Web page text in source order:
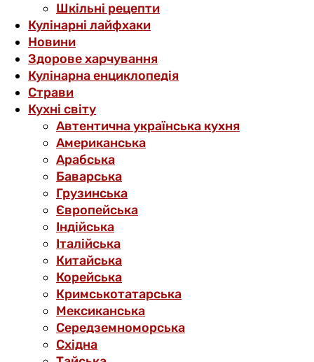
Шкільні рецепти
Кулінарні лайфхаки
Новини
Здорове харчування
Кулінарна енциклопедія
Страви
Кухні світу
Автентична українська кухня
Американська
Арабська
Баварська
Грузинська
Європейська
Індійська
Італійська
Китайська
Корейська
Кримськотатарська
Мексиканська
Середземноморська
Східна